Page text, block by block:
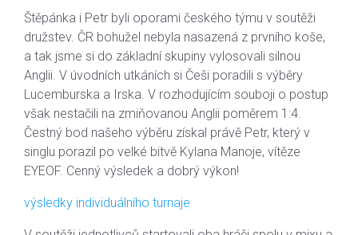
Štěpánka i Petr byli oporami českého týmu v soutěži
družstev. ČR bohužel nebyla nasazená z prvního koše,
a tak jsme si do základní skupiny vylosovali silnou
Anglii. V úvodních utkáních si Češi poradili s výběry
Lucemburska a Irska. V rozhodujícím souboji o postup
však nestačili na zmiňovanou Anglii poměrem 1:4.
Čestný bod našeho výběru získal právě Petr, který v
singlu porazil po velké bitvě Kylana Manoje, vítěze
EYEOF. Cenný výsledek a dobrý výkon!
výsledky individuálního turnaje